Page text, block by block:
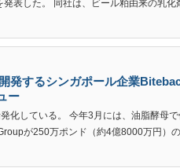
表した。 同社は、ビール粕由来の乳化
発するシンガポール企業
ー
化している。 今年3月には、油脂酵母
が250万ポンド（約4億8000万円）